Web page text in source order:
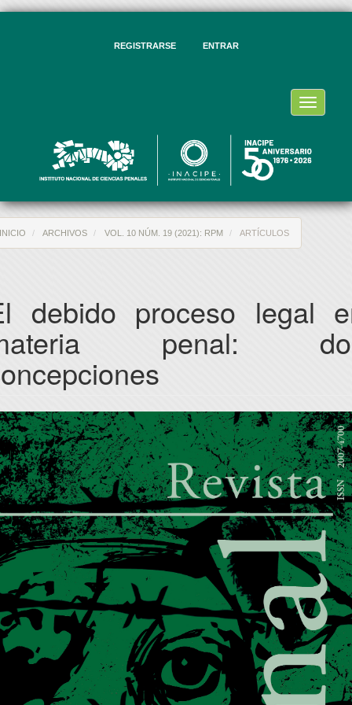
REGISTRARSE ENTRAR
Toggle
INICIO ARCHIVOS VOL. 10 NÚM. 19 (2021): RPM ARTÍCULOS
debido proceso legal
penal: